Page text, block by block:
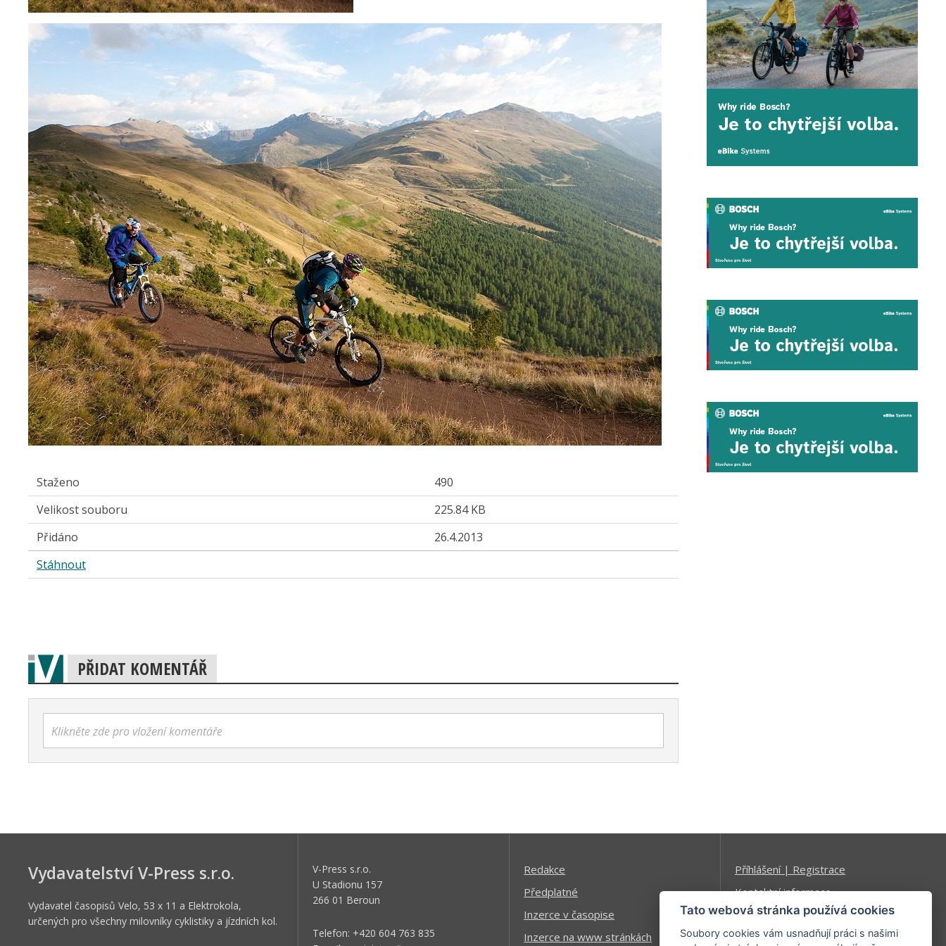
Staženo
490
Velikost souboru
225.84 KB
Přidáno
26.4.2013
Stáhnout
PŘIDAT KOMENTÁŘ
Klikněte zde pro vložení komentáře
Vydavatelství V-Press s.r.o.
Vydavatel časopisů Velo, 53 x 11 a Elektrokola,
určených pro všechny milovníky cyklistiky a jízdních kol.
V-Press s.r.o.
U Stadionu 157
266 01 Beroun
Telefon: +420 604 763 835
Redakce
Předplatné
Inzerce v časopise
Inzerce na www stránkách
Příhlášení | Registrace
Kontaktní informace
Mapa stránek
Tato webová stránka používá cookies
Soubory cookies vám usnadňují práci s našimi